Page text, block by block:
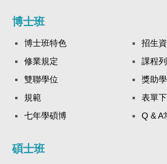
博士班
博士班特色
招生
修業規定
課程
雙聯學位
獎助
規範
表單
七年學碩博
Q & A
碩士班